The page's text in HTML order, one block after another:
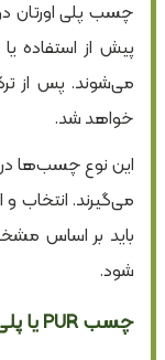
چسب پلی اورتان
پیش از استفاده
می‌شوند. پس از
خواهد شد.
این نوع چسب‌ها در
می‌گیرند. انتخاب
باید بر اساس
شود.
چسب PUR یا پلی اورتان گرماذوب واکنش‌گرا